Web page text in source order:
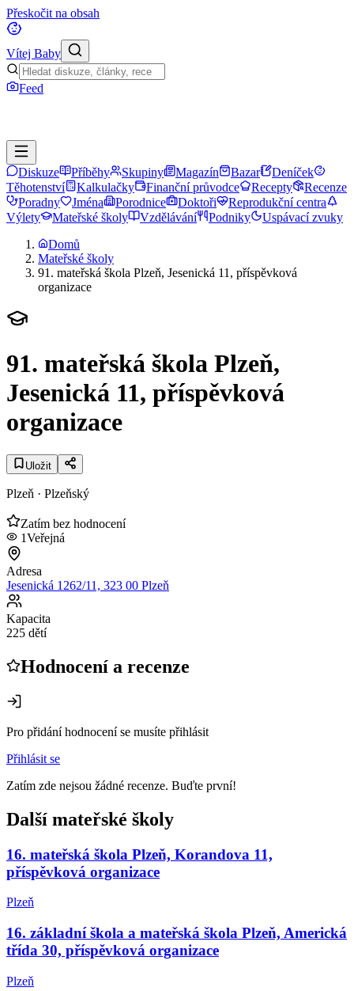
Přeskočit na obsah
Vítej Baby
Feed
Diskuze Příběhy Skupiny Magazín Bazar
Deníček
Těhotenství
Kalkulačky Finanční průvodce Recepty
Recenze
Poradny
Jména Porodnice Doktoři
Reprodukční centra
Výlety
Mateřské školy Vzdělávání Podniky
Uspávací zvuky
Domů
Mateřské školy
91. mateřská škola Plzeň, Jesenická 11, příspěvková
organizace
91. mateřská škola Plzeň,
Jesenická 11, příspěvková
organizace
Uložit
Plzeň · Plzeňský
Zatím bez hodnocení
1Veřejná
Adresa
Jesenická 1262/11, 323 00 Plzeň
Kapacita
225 dětí
Hodnocení a recenze
Pro přidání hodnocení se musíte přihlásit
Přihlásit se
Zatím zde nejsou žádné recenze. Buďte první!
Další mateřské školy
16. mateřská škola Plzeň, Korandova 11,
příspěvková organizace
Plzeň
16. základní škola a mateřská škola Plzeň, Americká
třída 30, příspěvková organizace
Plzeň